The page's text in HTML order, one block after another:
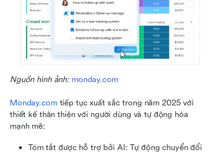
Nguồn hình ảnh: monday.com
Monday.com tiếp tục xuất sắc trong năm 2025 với
thiết kế thân thiện với người dùng và tự động hóa
mạnh mẽ:
Tóm tắt được hỗ trợ bởi AI: Tự động chuyển đổi